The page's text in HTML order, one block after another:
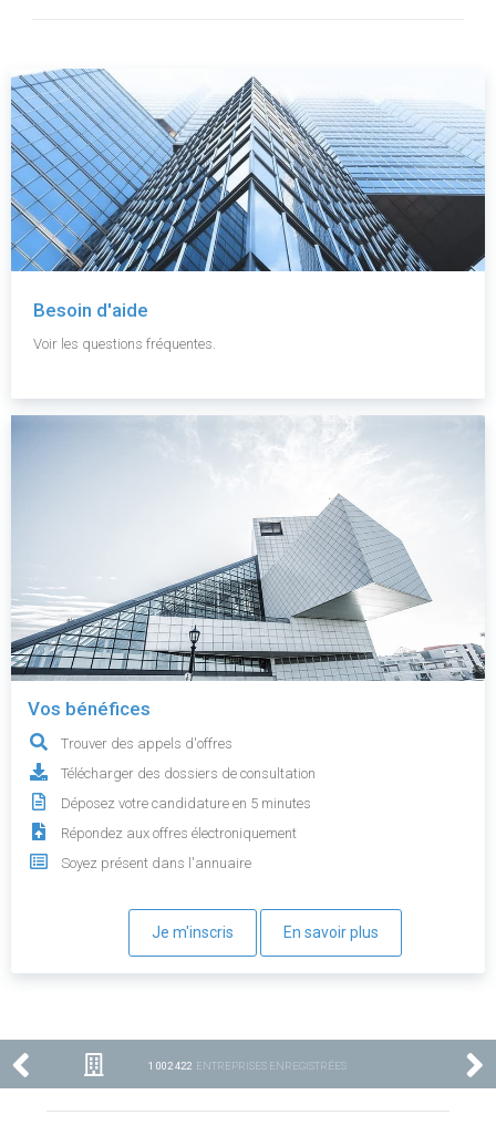
Besoin d'aide
Voir les questions fréquentes.
Vos bénéfices
Trouver des appels d'offres
Télécharger des dossiers de consultation
Déposez votre candidature en 5 minutes
Répondez aux offres électroniquement
Soyez présent dans l'annuaire
Je m'inscris En savoir plus
1 002 422 ENTREPRISES ENREGISTRÉES